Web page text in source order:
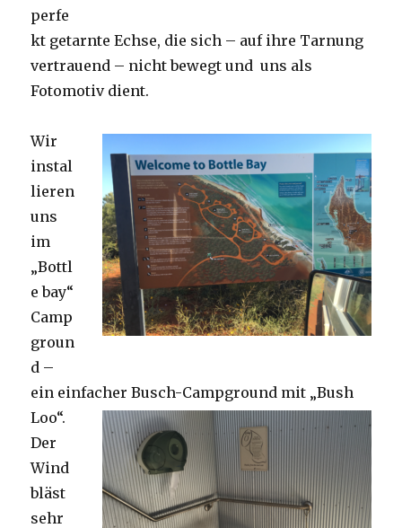
perfe
kt getarnte Echse, die sich – auf ihre Tarnung
vertrauend – nicht bewegt und uns als
Fotomotiv dient.
Wir
instal
lieren
uns
im
„Bottl
e bay“
Camp
groun
d –
ein einfacher Busch-Campground mit „Bush
Loo“.
Der
Wind
bläst
sehr